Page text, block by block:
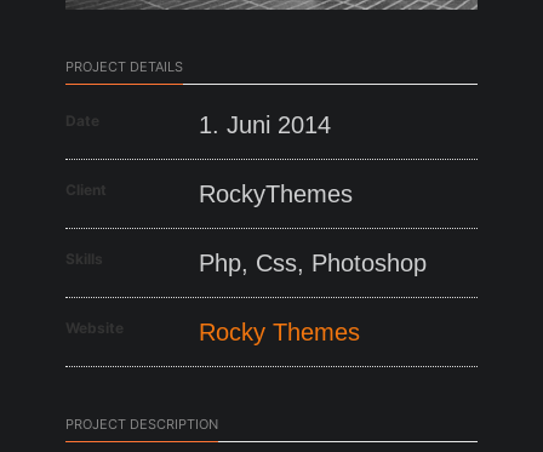
PROJECT DETAILS
Date 1. Juni 2014
Client RockyThemes
Skills Php, Css, Photoshop
Website Rocky Themes
PROJECT DESCRIPTION